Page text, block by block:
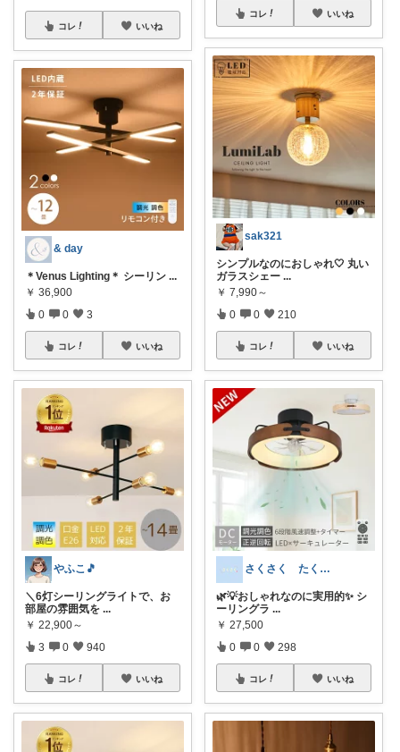
コレ いいね
& day
＊Venus Lighting＊ シーリン ...
￥ 36,900
0 0 3
コレ いいね
やふこ🎵
＼6灯シーリングライトで、お
部屋の雰囲気を ...
￥ 22,900～
3 0 940
コレ いいね
コレ いいね
sak321
シンプルなのにおしゃれ🤍 丸い
ガラスシェー ...
￥ 7,990～
0 0 210
コレ いいね
さくさく たくさんの訪問感謝です🙇
🌿💡おしゃれなのに実用的✨ シ
ーリングラ ...
￥ 27,500
0 0 298
コレ いいね